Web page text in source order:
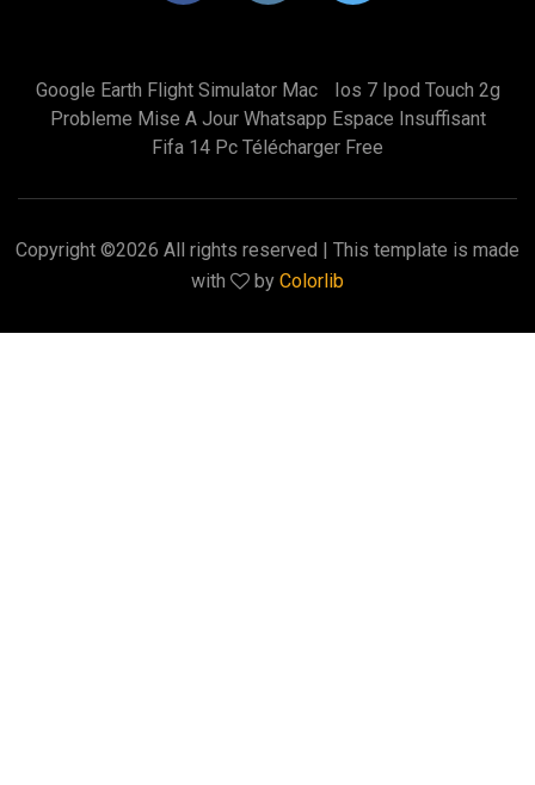
Google Earth Flight Simulator Mac
Ios 7 Ipod Touch 2g
Probleme Mise A Jour Whatsapp Espace Insuffisant
Fifa 14 Pc Télécharger Free
Copyright ©2026 All rights reserved | This template is made
with
by Colorlib